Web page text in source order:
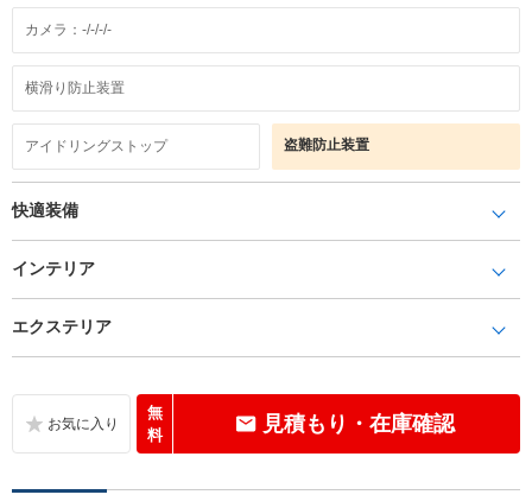
カメラ：-/-/-/-
横滑り防止装置
アイドリングストップ 盗難防止装置
快適装備
インテリア
エクステリア
無
料
見積もり・在庫確認